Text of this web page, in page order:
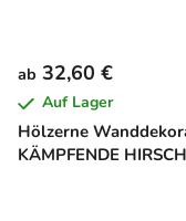
Hölzerne
KÄMPFENDE
ab 32,60 €
Auf Lager